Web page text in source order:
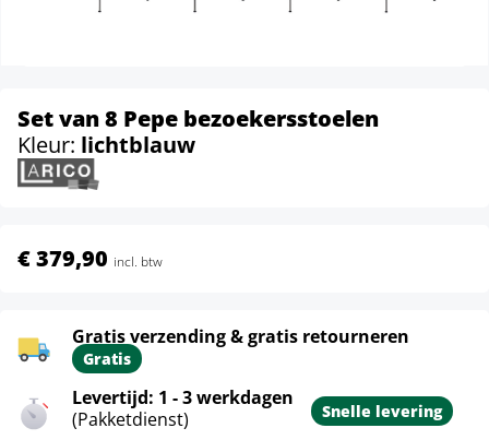
Set van 8 Pepe bezoekersstoelen
Kleur: lichtblauw
€ 379,90 incl. btw
Gratis verzending & gratis retourneren
Gratis
Levertijd: 1 - 3 werkdagen
(Pakketdienst)
Snelle levering